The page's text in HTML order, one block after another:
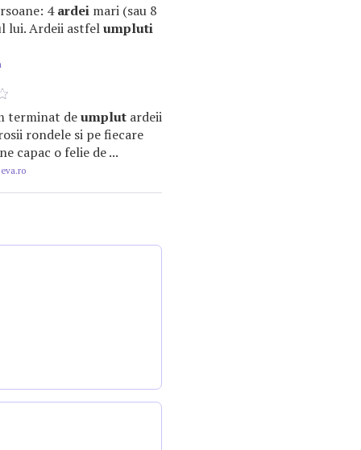
4ardei mari (sau 8
lui. Ardeii astfelumpluti
terminat deumplut ardeii
rondele si pe fiecare
capac o felie de ...